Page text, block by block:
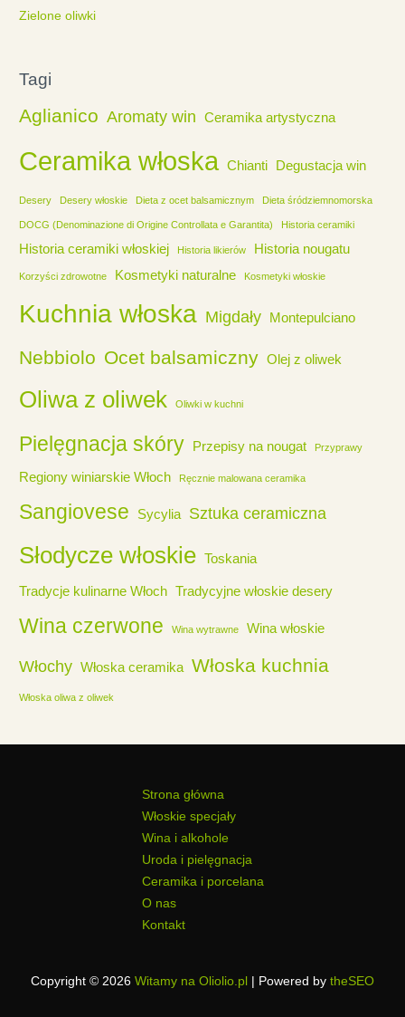
Zielone oliwki
Tagi
Aglianico Aromaty win Ceramika artystyczna
Ceramika włoska Chianti Degustacja win
Desery Desery włoskie Dieta z ocet balsamicznym Dieta śródziemnomorska
DOCG (Denominazione di Origine Controllata e Garantita) Historia ceramiki
Historia ceramiki włoskiej Historia likierów Historia nougatu
Korzyści zdrowotne Kosmetyki naturalne Kosmetyki włoskie
Kuchnia włoska Migdały Montepulciano
Nebbiolo Ocet balsamiczny Olej z oliwek
Oliwa z oliwek Oliwki w kuchni
Pielęgnacja skóry Przepisy na nougat Przyprawy
Regiony winiarskie Włoch Ręcznie malowana ceramika
Sangiovese Sycylia Sztuka ceramiczna
Słodycze włoskie Toskania
Tradycje kulinarne Włoch Tradycyjne włoskie desery
Wina czerwone Wina wytrawne Wina włoskie
Włochy Włoska ceramika Włoska kuchnia
Włoska oliwa z oliwek
Strona główna
Włoskie specjały
Wina i alkohole
Uroda i pielęgnacja
Ceramika i porcelana
O nas
Kontakt
Copyright © 2026 Witamy na Oliolio.pl | Powered by theSEO